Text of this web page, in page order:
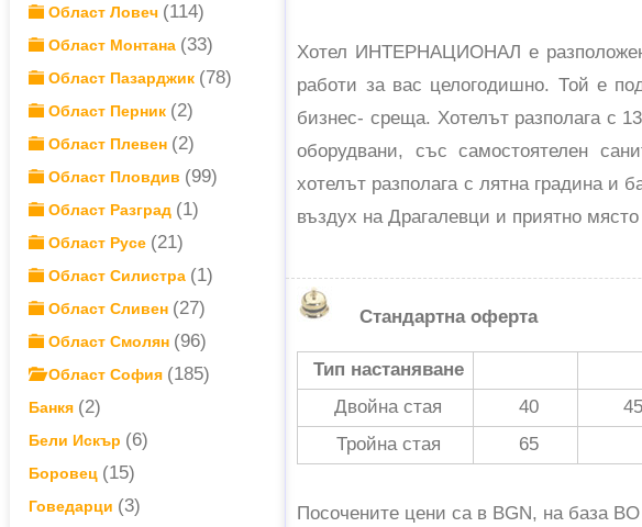
Област Ловеч (114)
Област Монтана (33)
Област Пазарджик (78)
Област Перник (2)
Област Плевен (2)
Област Пловдив (99)
Област Разград (1)
Област Русе (21)
Област Силистра (1)
Област Сливен (27)
Област Смолян (96)
Област София (185)
Банкя (2)
Бели Искър (6)
Боровец (15)
Говедарци (3)
Хотел ИНТЕРНАЦИОНАЛ е
работи за вас целогодишно. Той е
бизнес- среща. Хотелът разполага с
оборудвани, със самостоятелен
хотелът разполага с лятна градина и
въздух на Драгалевци и приятно
Стандартна оферта
Тип настаняване
Двойна стая
40
45
Тройна стая
65
Посочените цени са в BGN, на база